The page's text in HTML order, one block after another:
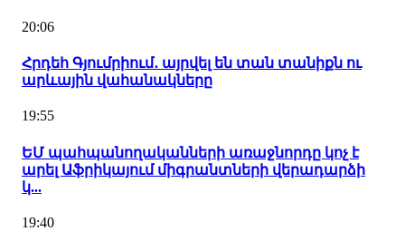
20:06
Հրդեհ Գյումրիում․ այրվել են տան տանիքն ու
արևային վահանակները
19:55
ԵՄ պահպանողականների առաջնորդը կոչ է
արել Աֆրիկայում միգրանտների վերադարձի
կ...
19:40